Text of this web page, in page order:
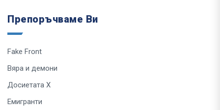
Препоръчваме Ви
Fake Front
Вяра и демони
Досиетата Х
Емигранти